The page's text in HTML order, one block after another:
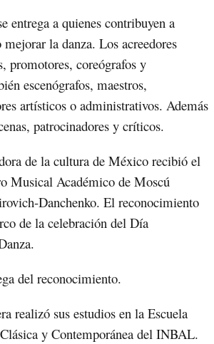
entrega a quienes contribuyen a
la danza. Los acreedores
promotores, coreógrafos y
escenógrafos, maestros,
artísticos o administrativos. Además
patrocinadores y críticos.
de la cultura de México recibió el
Musical Académico de Moscú
Danchenko. El reconocimiento
de la celebración del Día
del reconocimiento.
realizó sus estudios en la Escuela
y Contemporánea del INBAL.